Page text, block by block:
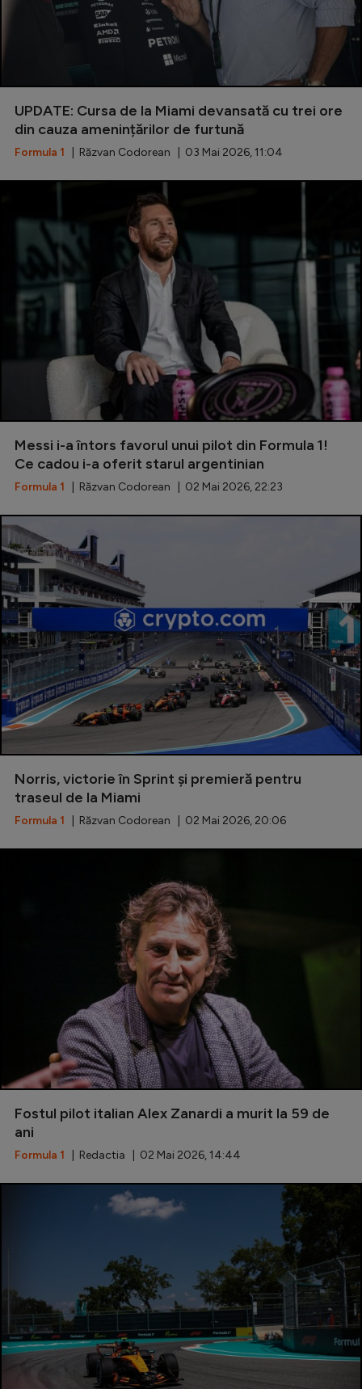
UPDATE: Cursa de la Miami devansată cu trei ore
din cauza amenințărilor de furtună
Formula 1 | Răzvan Codorean | 03 Mai 2026, 11:04
Messi i-a întors favorul unui pilot din Formula 1!
Ce cadou i-a oferit starul argentinian
Formula 1 | Răzvan Codorean | 02 Mai 2026, 22:23
Norris, victorie în Sprint și premieră pentru
traseul de la Miami
Formula 1 | Răzvan Codorean | 02 Mai 2026, 20:06
Fostul pilot italian Alex Zanardi a murit la 59 de
ani
Formula 1 | Redactia | 02 Mai 2026, 14:44